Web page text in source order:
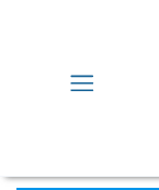
Практики